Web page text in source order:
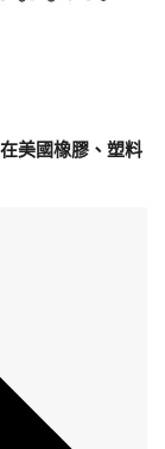
美國橡膠、塑料